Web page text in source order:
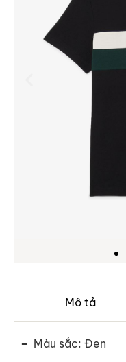
Mô tả
– Màu sắc: Đen